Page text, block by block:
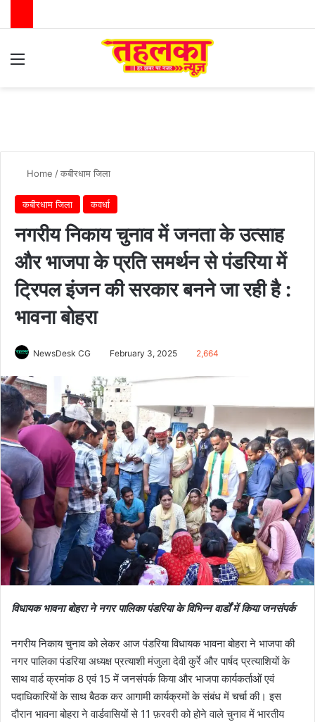
Menu
Home /कबीरधाम जिला
कबीरधाम जिला कवर्धा
नगरीय निकाय चुनाव में जनता के उत्साह
और भाजपा के प्रति समर्थन से पंडरिया में
ट्रिपल इंजन की सरकार बनने जा रही है :
भावना बोहरा
NewsDesk CG February 3, 2025 2,664
विधायक भावना बोहरा ने नगर पालिका पंडरिया के विभिन्न वार्डों में किया जनसंपर्क
नगरीय निकाय चुनाव को लेकर आज पंडरिया विधायक भावना बोहरा ने भाजपा की
नगर पालिका पंडरिया अध्यक्ष प्रत्याशी मंजुला देवी कुर्रे और पार्षद प्रत्याशियों के
साथ वार्ड क्रमांक 8 एवं 15 में जनसंपर्क किया और भाजपा कार्यकर्ताओं एवं
पदाधिकारियों के साथ बैठक कर आगामी कार्यक्रमों के संबंध में चर्चा की। इस
दौरान भावना बोहरा ने वार्डवासियों से 11 फ़रवरी को होने वाले चुनाव में भारतीय